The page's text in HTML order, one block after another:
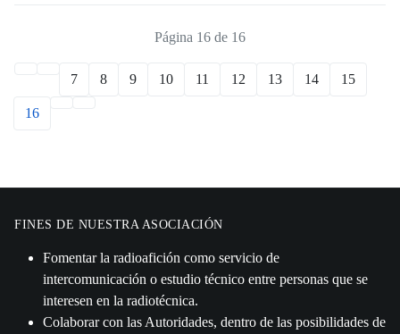
Página 16 de 16
7 8 9 10 11 12 13 14 15
16
FINES DE NUESTRA ASOCIACIÓN
Fomentar la radioafición como servicio de
intercomunicación o estudio técnico entre personas que se
interesen en la radiotécnica.
Colaborar con las Autoridades, dentro de las posibilidades de